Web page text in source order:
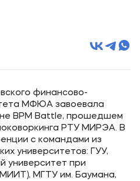
финансово-
МФЮА завоевала
BPM Battle, прошедшем
РТУ МИРЭА. В
с командами из
университетов: ГУУ,
при
МГТУ им. Баумана,